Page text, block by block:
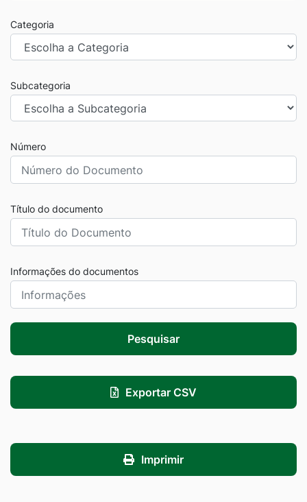
Categoria
Subcategoria
Número
Título do documento
Informações do documentos
Pesquisar
Exportar CSV
Imprimir